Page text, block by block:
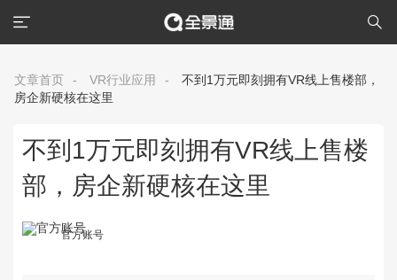
文章首页 - VR行业应用 -
不到1万元即刻拥有VR线上售楼部，
房企新硬核在这里
不到1万元即刻拥有VR线上售楼
部，房企新硬核在这里
官方账号